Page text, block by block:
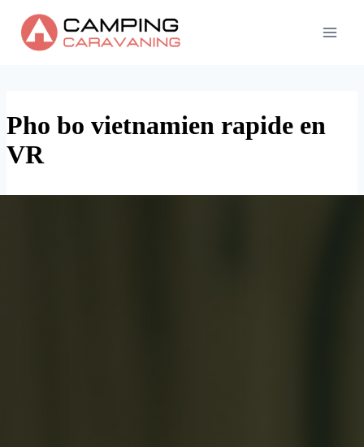
content
Pho bo vietnamien rapide en
VR